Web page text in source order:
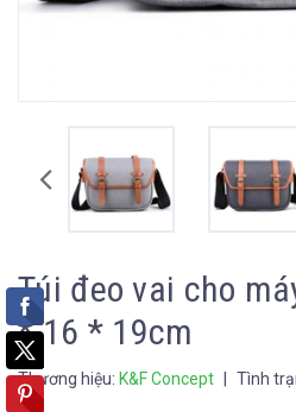
Túi đeo vai cho
* 16 * 19cm
Thương hiệu: K&F Concept Tình